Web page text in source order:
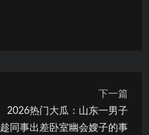
下一篇
2026热门大瓜：山东一男子
趁同事出差卧室幽会嫂子的事